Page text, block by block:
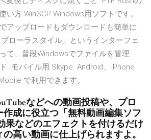
い方 WinSCP Windows用ソフトです。
アップロードもダウンロードも簡単に
ローラスタイル」というインターフェ
て、普段Windowsでファイルを管理
. モバイル用 Skype. Android、iPhone
で利用できます。
などへの動画投稿や、プロ
作成に役立つ「無料動画編集ソフ
果などのエフェクトを付けるだけ
高い動画に仕上げられますよ。